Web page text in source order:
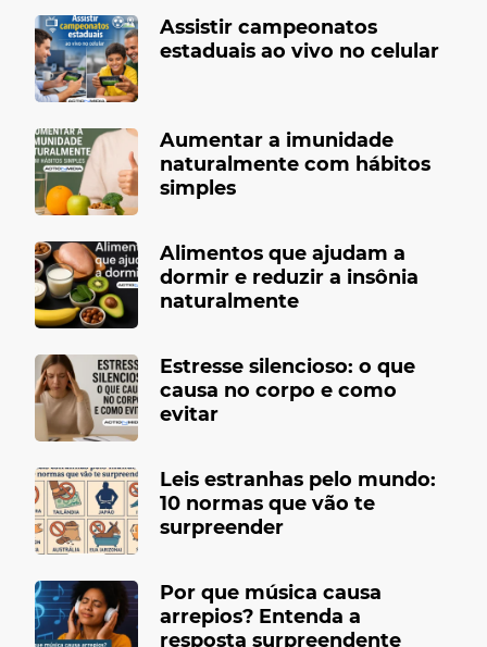
Assistir campeonatos
estaduais ao vivo no celular
Aumentar a imunidade
naturalmente com hábitos
simples
Alimentos que ajudam a
dormir e reduzir a insônia
naturalmente
Estresse silencioso: o que
causa no corpo e como
evitar
Leis estranhas pelo mundo:
10 normas que vão te
surpreender
Por que música causa
arrepios? Entenda a
resposta surpreendente